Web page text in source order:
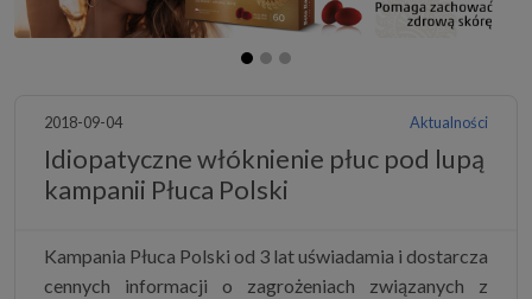
2018-09-04 Aktualności
Idiopatyczne włóknienie płuc pod lupą
kampanii Płuca Polski
Kampania Płuca Polski od 3 lat uświadamia i dostarcza
cennych informacji o zagrożeniach związanych z